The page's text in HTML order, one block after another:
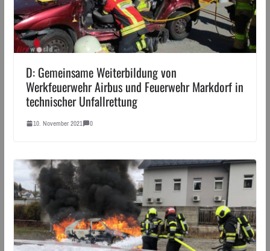
D: Gemeinsame Weiterbildung von
Werkfeuerwehr Airbus und Feuerwehr Markdorf in
technischer Unfallrettung
10. November 2021 0